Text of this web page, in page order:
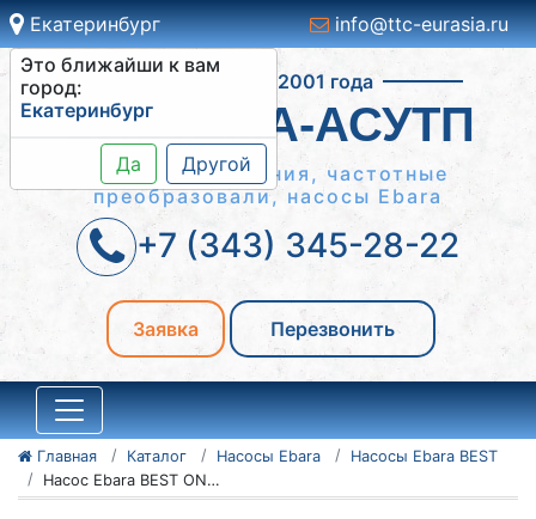
Екатеринбург
Это ближайши к вам
город:
Екатеринбург
Да Другой
info@ttc-eurasia.ru
Работаем с 2001 года
СИСТЕМА-АСУТП
Шкафы управления, частотные
преобразовали, насосы Ebara
+7 (343) 345-28-22
Заявка Перезвонить
Главная Каталог Насосы Ebara
Насосы Ebara BEST
Насос Ebara BEST ONE MA 10MT H07RN-F